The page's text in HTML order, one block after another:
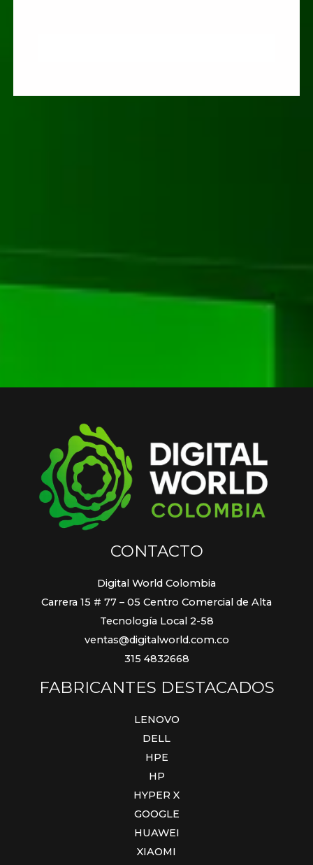
CONTACTO
Digital World Colombia
Carrera 15 # 77 – 05 Centro Comercial de Alta
Tecnología Local 2-58
ventas@digitalworld.com.co
315 4832668
FABRICANTES DESTACADOS
LENOVO
DELL
HPE
HP
HYPER X
GOOGLE
HUAWEI
XIAOMI